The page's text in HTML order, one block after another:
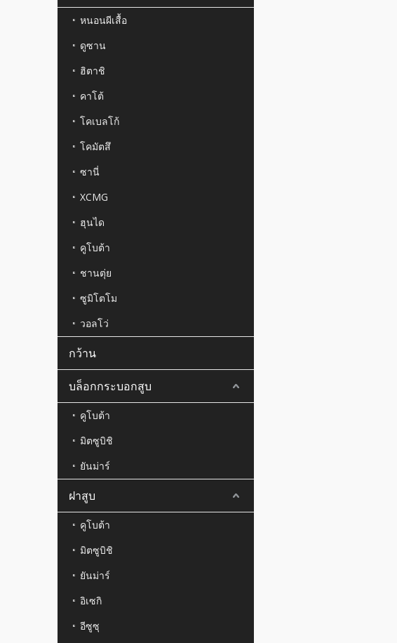
หนอนผีเสื้อ
ดูซาน
ฮิตาชิ
คาโต้
โคเบลโก้
โคมัตสึ
ซานี่
XCMG
ฮุนได
คูโบต้า
ชานตุ่ย
ซูมิโตโม
วอลโว่
กว้าน
บล็อกกระบอกสูบ
คูโบต้า
มิตซูบิชิ
ยันม่าร์
ฝาสูบ
คูโบต้า
มิตซูบิชิ
ยันม่าร์
อิเซกิ
อีซูซุ